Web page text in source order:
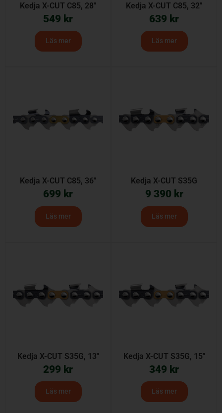
Kedja X-CUT C85, 28″
549 kr
Läs mer
Kedja X-CUT C85, 32″
639 kr
Läs mer
Kedja X-CUT C85, 36″
699 kr
Läs mer
Kedja X-CUT S35G
9 390 kr
Läs mer
Kedja X-CUT S35G, 13″
299 kr
Läs mer
Kedja X-CUT S35G, 15″
349 kr
Läs mer